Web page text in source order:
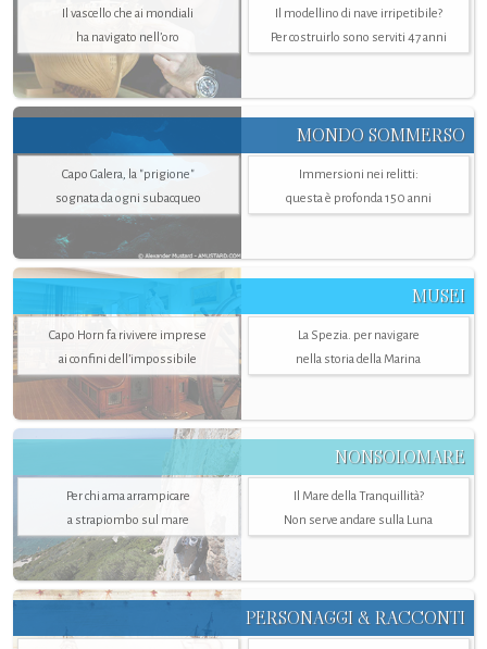
Il vascello che ai mondiali
ha navigato nell’oro
Il modellino di nave irripetibile?
Per costruirlo sono serviti 47 anni
MONDO SOMMERSO
Capo Galera, la "prigione"
sognata da ogni subacqueo
Immersioni nei relitti:
questa è profonda 150 anni
MUSEI
Capo Horn fa rivivere imprese
ai confini dell’impossibile
La Spezia. per navigare
nella storia della Marina
NONSOLOMARE
Per chi ama arrampicare
a strapiombo sul mare
Il Mare della Tranquillità?
Non serve andare sulla Luna
PERSONAGGI & RACCONTI